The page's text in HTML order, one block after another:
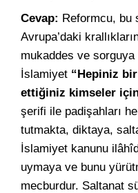
Cevap: Reformcu, bu
Avrupa’daki
mukaddes ve sorguya
İslamiyet “Hepiniz
ettiğiniz kimseler
şerifi ile padişahları
tutmakta, diktaya,
İslamiyet kanunu
uymaya ve bunu
mecburdur. Saltanat